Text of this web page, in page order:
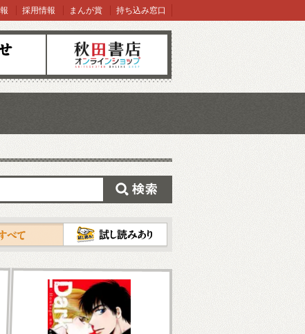
オンラインショップ
採用情報 まんが賞 持ち込み窓口